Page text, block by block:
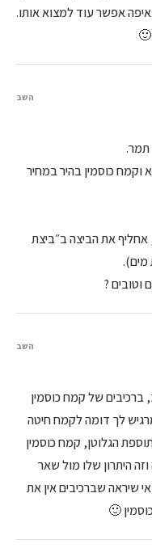
איפה אפשר עוד למצוא אותו.
תמר.
וקמח כוסמין בהיר במחיר
את הביצה ב״ביצת
וטובים ?
השב
ברכיבים של קמח כוסמין
לך דומה לקמח חיטה
הגלוטן, קמח כוסמין
היתרון שלו מול שאר
שיראה שברכיבים אין את
🙂
השב